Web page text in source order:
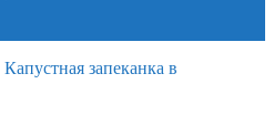
Капустная запеканка в